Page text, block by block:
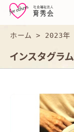
育
秀
会
ホーム > 2023年
インスタグラム